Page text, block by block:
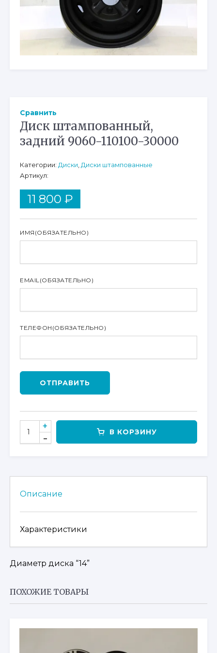
Диск штампованный,
задний 9060-110100-30000
11 800 ₽
ИМЯ (ОБЯЗАТЕЛЬНО)
EMAIL(ОБЯЗАТЕЛЬНО)
ТЕЛЕФОН (ОБЯЗАТЕЛЬНО)
ОТПРАВИТЬ
КОЛИЧЕСТВО
ТОВАРА
9060-
110100-
В КОРЗИНУ
Сравнить
Категории: Диски Диски штампованные
Артикул:
Описание
Характеристики
Диаметр диска “14”
ПОХОЖИЕ ТОВАРЫ